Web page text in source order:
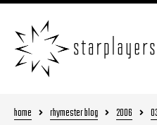
home rhymester blog 2006